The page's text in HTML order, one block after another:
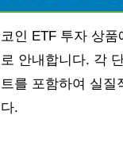
인 ETF 투자 상품
안내합니다. 각
를 포함하여 실질
.